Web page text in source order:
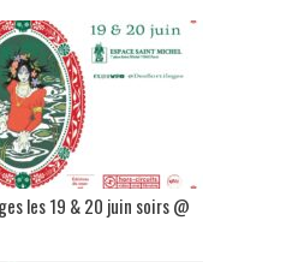
les 19 & 20 juin soirs @